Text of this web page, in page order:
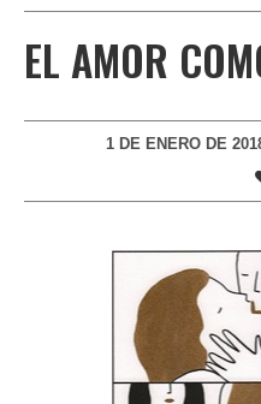
EL AMOR
1 DE ENERO DE